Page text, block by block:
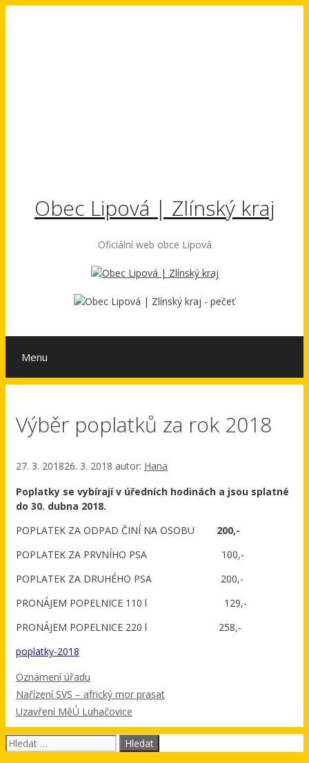
Obec Lipová | Zlínský kraj
Oficiální web obce Lipová
Menu
Výběr poplatků za rok 2018
27. 3. 201826. 3. 2018 autor: Hana
Poplatky se vybírají v úředních hodinách a jsou splatné
do 30. dubna 2018.
POPLATEK ZA ODPAD ČINÍ NA OSOBU
200,-
POPLATEK ZA PRVNÍHO PSA 100,-
POPLATEK ZA DRUHÉHO PSA 200,-
PRONÁJEM POPELNICE 110 l 129,-
PRONÁJEM POPELNICE 220 l 258,-
poplatky-2018
Rubriky
Oznámení úřadu
Nařízení SVS – africký mor prasat
Uzavření MěÚ Luhačovice
Hledat: